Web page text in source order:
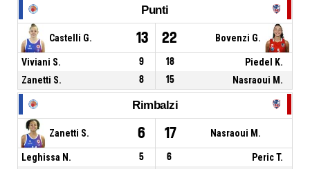
Punti
Castelli G. 13 22 Bovenzi G.
Viviani S. 9 18
Piedel K.
Zanetti S.
8 15 Nasraoui M.
Rimbalzi
Zanetti S. 6 17 Nasraoui M.
Leghissa N. 5 6
Peric T.